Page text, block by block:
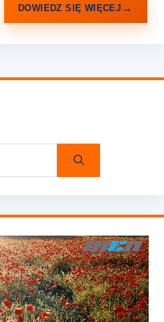
DOWIEDZ SIĘ WIĘCEJ